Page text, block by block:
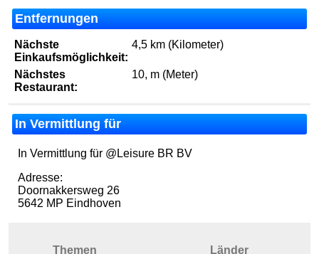
Entfernungen
Nächste
Einkaufsmöglichkeit:
4,5 km (Kilometer)
Nächstes
Restaurant:
10, m (Meter)
In Vermittlung für
In Vermittlung für @Leisure BR BV
Adresse:
Doornakkersweg 26
5642 MP Eindhoven
Themen Länder